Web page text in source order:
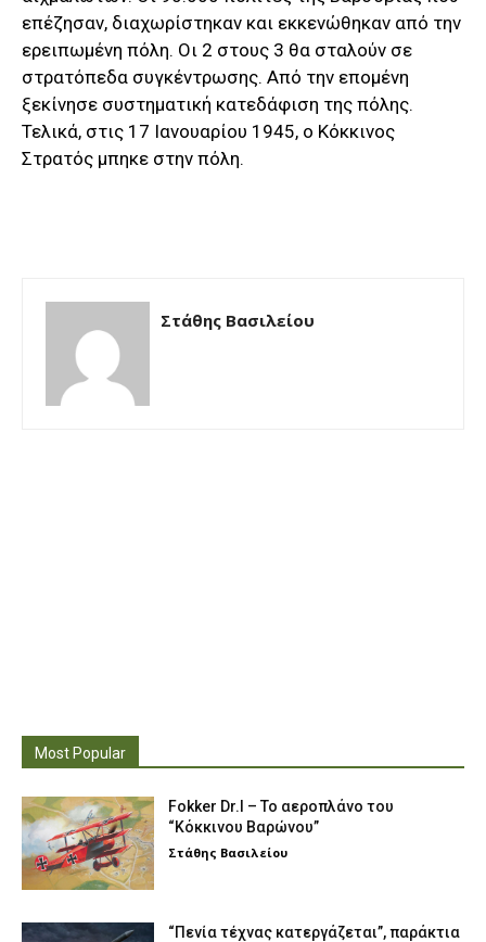
επέζησαν, διαχωρίστηκαν και εκκενώθηκαν από την
ερειπωμένη πόλη. Οι 2 στους 3 θα σταλούν σε
στρατόπεδα συγκέντρωσης. Από την επομένη
ξεκίνησε συστηματική κατεδάφιση της πόλης.
Τελικά, στις 17 Ιανουαρίου 1945, ο Κόκκινος
Στρατός μπηκε στην πόλη.
Στάθης Βασιλείου
Most Popular
Fokker Dr.I – To αεροπλάνο του
“Κόκκινου Βαρώνου”
Στάθης Βασιλείου
“Πενία τέχνας κατεργάζεται”, παράκτια